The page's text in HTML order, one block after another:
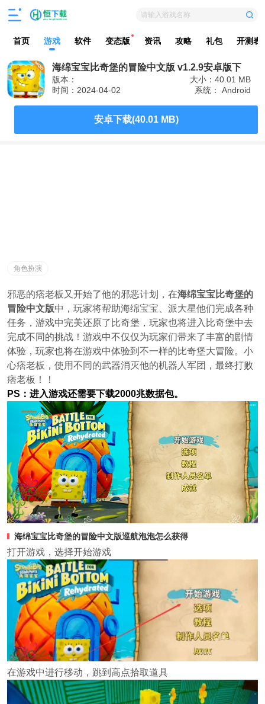
请输入游戏名称
首页 游戏 软件 变态版 资讯 攻略 礼包 开测表
海绵宝宝比奇堡的冒险中文版 v1.2.9安卓版下
载
版本：
大小：40.01 MB
时间：2024-04-02
系统： Android
安卓下载(40.01 MB)
角色扮演
邪恶的痞老板又开始了他的邪恶计划，在海绵宝宝比奇堡的
冒险中文版中，玩家将帮助海绵宝宝、派大星他们完成各种
任务，游戏中完美还原了比奇堡，玩家也将进入比奇堡中去
完成不同的挑战！游戏中不仅仅为玩家们带来了丰富的剧情
体验，玩家也将在游戏中体验到不一样的比奇堡大冒险。小
心痞老板，使用不同的武器消灭他的机器人军团，最终打败
痞老板！！
PS：进入游戏还需要下载2000兆数据包。
海绵宝宝比奇堡的冒险中文版巡航泡泡怎么获得
打开游戏，选择开始游戏
在游戏中进行移动，跳到高点拾取道具